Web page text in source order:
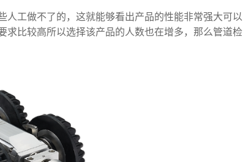
人工做不了的，这就能够看出产品的性能非常强大可以
求比较高所以选择该产品的人数也在增多，那么管道检